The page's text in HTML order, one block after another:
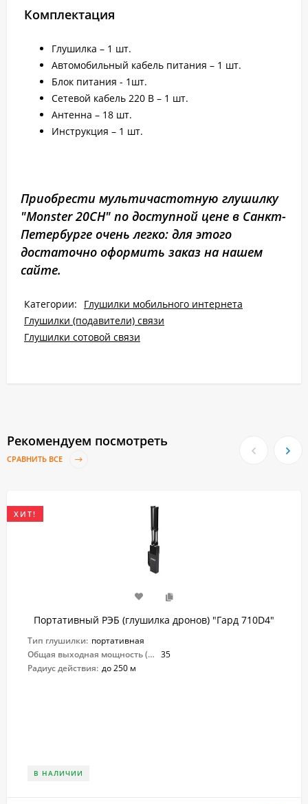
Комплектация
Глушилка – 1 шт.
Автомобильный кабель питания – 1 шт.
Блок питания - 1шт.
Сетевой кабель 220 В – 1 шт.
Антенна – 18 шт.
Инструкция – 1 шт.
Приобрести мультичастотную глушилку
"Monster 20CH" по доступной цене в Санкт-
Петербурге очень легко: для этого
достаточно оформить заказ на нашем
сайте.
Категории:
Глушилки мобильного интернета
Глушилки (подавители) связи
Глушилки сотовой связи
Рекомендуем посмотреть
СРАВНИТЬ ВСЕ
ХИТ!
Портативный РЭБ (глушилка дронов) "Гард 710D4"
Тип глушилки: портативная
Общая выходная мощность (Вт): 35
Радиус действия: до 250 м
В НАЛИЧИИ